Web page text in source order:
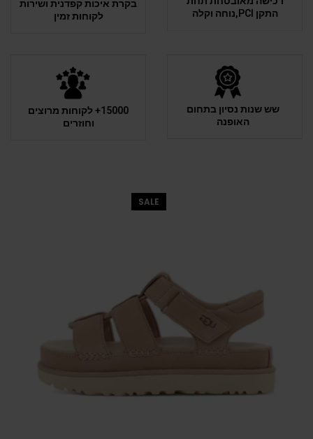
התקן PCI,נוחה וקלה
בקרת איכות קפדנית ושירות
לקוחות זמין
שש שנות נסיון בתחום
האופנה
15000+ לקוחות מרוצים
וחוזרים
SALE